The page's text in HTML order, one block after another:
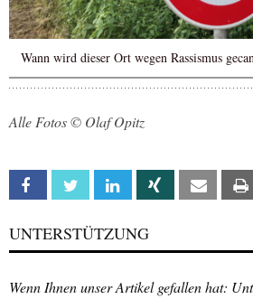
Wann wird dieser Ort wegen Rassismus
Alle Fotos © Olaf Opitz
Facebook Twitter Linkedin Xing Email
UNTERSTÜTZUNG
Wenn Ihnen unser Artikel gefallen hat: